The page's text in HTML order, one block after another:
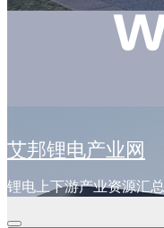
艾邦锂电产业网
锂电上下游产业资源汇总